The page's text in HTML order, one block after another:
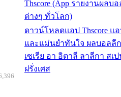
Thscore (App รายงานผล
ต่างๆ ทั่วโลก)
ดาวน์โหลดแอป Thscore แ
และแม่นยำทันใจ ผลบอลลี
เซเรีย อา อิตาลี ลาลีกา สเ
ฝรั่งเศส